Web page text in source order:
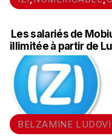
Les salariés de
illimitée à partir de
BELZAMINE